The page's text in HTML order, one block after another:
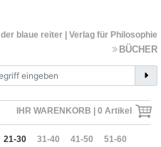
IHR WARENKORB | 0 Artikel
der blaue reiter | Verlag für Philosophie
BÜCHER
21-30 31-40 41-50
51-60